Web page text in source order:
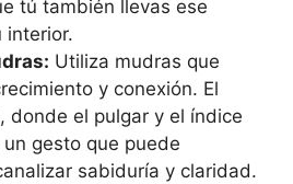
tú también llevas ese
interior.
Utiliza mudras que
y conexión. El
donde el pulgar y el índice
gesto que puede
sabiduría y claridad.